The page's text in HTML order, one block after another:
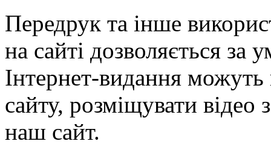
Передрук та інше
на сайті дозволяється
Інтернет-видання можуть
сайту, розміщувати відео
наш сайт.